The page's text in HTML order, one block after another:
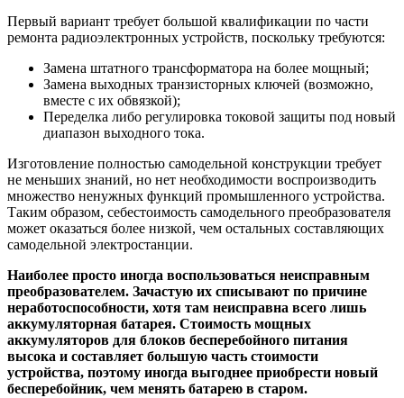
Первый вариант требует большой квалификации по части
ремонта радиоэлектронных устройств, поскольку требуются:
Замена штатного трансформатора на более мощный;
Замена выходных транзисторных ключей (возможно,
вместе с их обвязкой);
Переделка либо регулировка токовой защиты под новый
диапазон выходного тока.
Изготовление полностью самодельной конструкции требует
не меньших знаний, но нет необходимости воспроизводить
множество ненужных функций промышленного устройства.
Таким образом, себестоимость самодельного преобразователя
может оказаться более низкой, чем остальных составляющих
самодельной электростанции.
Наиболее просто иногда воспользоваться неисправным
преобразователем. Зачастую их списывают по причине
неработоспособности, хотя там неисправна всего лишь
аккумуляторная батарея. Стоимость мощных
аккумуляторов для блоков бесперебойного питания
высока и составляет большую часть стоимости
устройства, поэтому иногда выгоднее приобрести новый
бесперебойник, чем менять батарею в старом.